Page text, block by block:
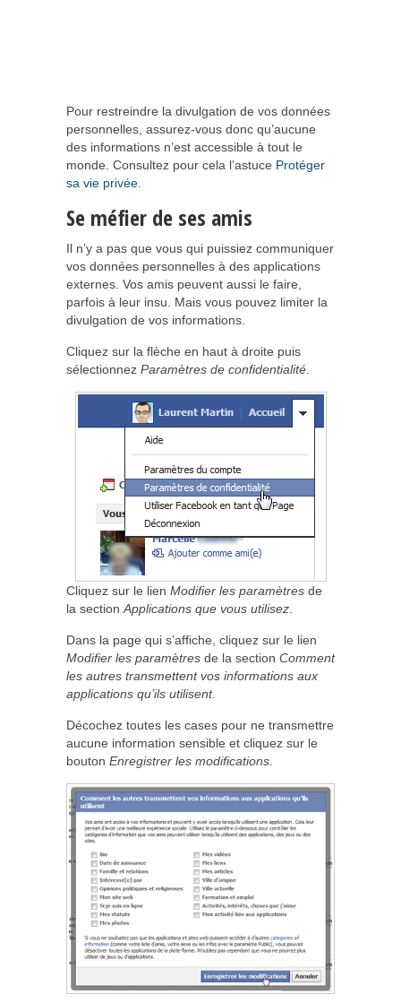
Pour restreindre la divulgation de vos données
personnelles, assurez-vous donc qu’aucune
des informations n’est accessible à tout le
monde. Consultez pour cela l’astuce Protéger
sa vie privée
Se méfier de ses amis
Il n’y a pas que vous qui puissiez communiquer
vos données personnelles à des applications
externes. Vos amis peuvent aussi le faire,
parfois à leur insu. Mais vous pouvez limiter la
divulgation de vos informations.
Cliquez sur la flèche en haut à droite puis
sélectionnez Paramètres de confidentialité
Cliquez sur le lien Modifier les paramètres de
la section Applications que vous utilisez
Dans la page qui s’affiche, cliquez sur le lien
Modifier les paramètres de la section Comment
les autres transmettent vos informations aux
applications qu’ils utilisent‎.
Décochez toutes les cases pour ne transmettre
aucune information sensible et cliquez sur le
bouton Enregistrer les modifications